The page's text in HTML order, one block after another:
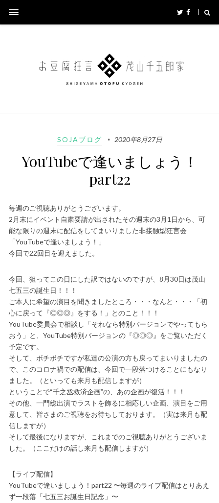
SOJAブログ 2020年8月27日
YouTubeで逢いましょう！
part22
毎週のご視聴ありがとうございます。
2月末にイベント自粛要請が出されたその週末の3月1日から、可
能な限りの週末に配信をしてまいりました非接触型狂言会
「YouTubeで逢いましょう！」
今回で22回目を迎えました。
今回、狙ってこの日にした訳ではないのですが、8月30日は茂山
七五三の誕生日！！！
ご本人に希望の演目を聞きましたところ・・・なんと・・・「初
心に戻って『◎◎◎』をする！」とのこと！！！
YouTube委員会で相談し「それなら特別バージョンでやってもら
おう」と、YouTube特別バージョンの『◎◎◎』をご覧いただく
予定です。
そして、ボチボチですが私達の公演の方も戻ってまいりましたの
で、このコロナ禍での配信は、今回で一段落つけることにもなり
ました。（といっても来月も配信しますが）
ということで“千之丞救済企画”の、あの企画が復活！！！
その他、一門総出演でラストを飾るに相応しい企画、演目をご用
意して、皆さまのご視聴をお待ちしております。（実は来月も配
信しますが）
そして最後になりますが、これまでのご視聴ありがとうございま
した。（ここだけの話し来月も配信しますが）
【ライブ配信】
YouTubeで逢いましょう！part22 〜毎週のライブ配信はとりあえ
ず一段落「七五三お誕生日記念」〜